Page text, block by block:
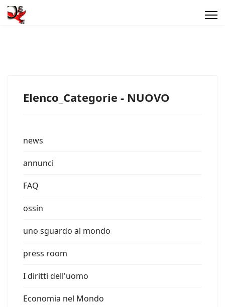
Elenco_Categorie - NUOVO
news
annunci
FAQ
ossin
uno sguardo al mondo
press room
I diritti dell'uomo
Economia nel Mondo